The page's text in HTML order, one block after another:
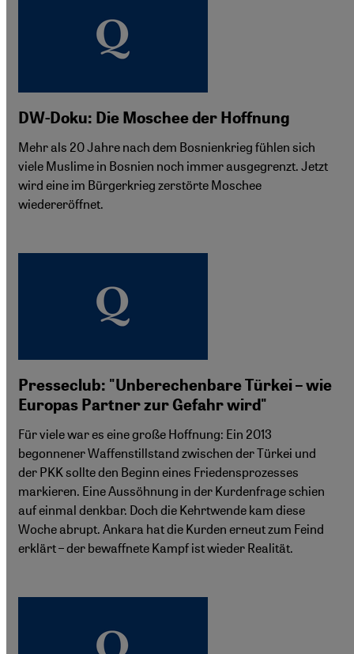
DW-Doku: Die Moschee der Hoffnung
Mehr als 20 Jahre nach dem Bosnienkrieg fühlen sich
viele Muslime in Bosnien noch immer ausgegrenzt. Jetzt
wird eine im Bürgerkrieg zerstörte Moschee
wiedereröffnet.
Presseclub: "Unberechenbare Türkei – wie
Europas Partner zur Gefahr wird"
Für viele war es eine große Hoffnung: Ein 2013
begonnener Waffenstillstand zwischen der Türkei und
der PKK sollte den Beginn eines Friedensprozesses
markieren. Eine Aussöhnung in der Kurdenfrage schien
auf einmal denkbar. Doch die Kehrtwende kam diese
Woche abrupt. Ankara hat die Kurden erneut zum Feind
erklärt – der bewaffnete Kampf ist wieder Realität.